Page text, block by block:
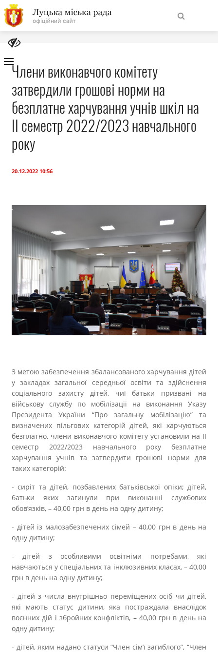
На
головну
Навігація
сайту
Про місто
Міська влада
Прозорість влади
Документи
Члени виконавчого комітету
затвердили грошові норми на
безплатне харчування учнів шкіл на
ІІ семестр 2022/2023 навчального
року
20.12.2022 10:56
З метою забезпечення збалансованого харчування дітей
у закладах загальної середньої освіти та здійснення
соціального захисту дітей, чиї батьки призвані на
військову службу по мобілізації на виконання Указу
Президента України “Про загальну мобілізацію” та
визначених пільгових категорій дітей, які харчуються
безплатно, члени виконавчого комітету установили на ІІ
семестр 2022/2023 навчального року безплатне
харчування учнів та затвердити грошові норми для
таких категорій:
- сиріт та дітей, позбавлених батьківської опіки; дітей,
батьки яких загинули при виконанні службових
обов’язків, – 40,00 грн в день на одну дитину;
- дітей із малозабезпечених сімей – 40,00 грн в день на
одну дитину;
- дітей з особливими освітніми потребами, які
навчаються у спеціальних та інклюзивних класах, – 40,00
грн в день на одну дитину;
- дітей з числа внутрішньо переміщених осіб чи дітей,
які мають статус дитини, яка постраждала внаслідок
воєнних дій і збройних конфліктів, – 40,00 грн в день на
одну дитину;
- дітей, яким надано статуси “Член сім’ї загиблого”, “Член